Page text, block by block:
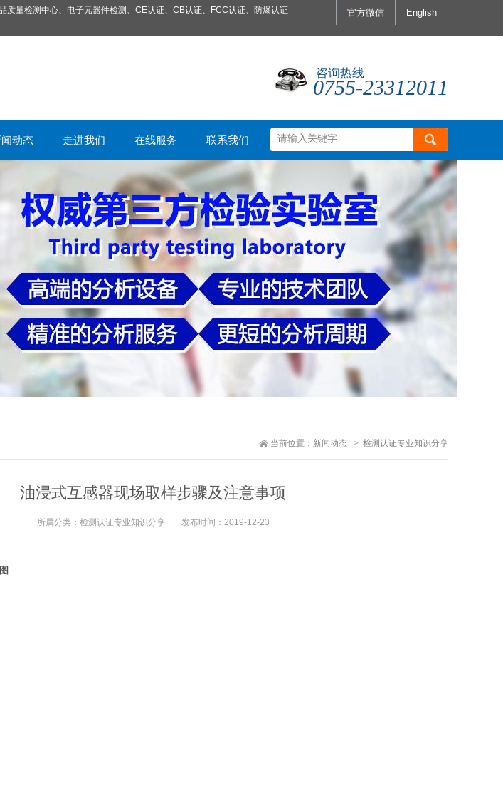
官方微信 English
量检测中心、电子元器件检测、CE认证、CB认证、FCC认证、防爆认证
咨询热线
0755-23312011
动态 走进我们 在线服务 联系我们
当前位置： 新闻动态 检测认证专业知识分享
油浸式互感器现场取样步骤及注意事项
所属分类： 检测认证专业知识分享 发布时间： 2019-12-23